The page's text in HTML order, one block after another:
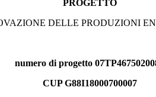
PROGETTO
DELLE PRODUZIONI
numero di progetto
CUP G88I18000700007